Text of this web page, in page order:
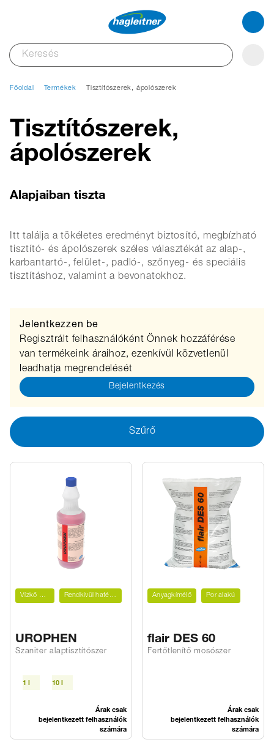
Főoldal Termékek Tisztítószerek, ápolószerek
Tisztítószerek,
ápolószerek
Alapjaiban tiszta
Itt találja a tökéletes eredményt biztosító, megbízható
tisztító- és ápolószerek széles választékát az alap-,
karbantartó-, felület-, padló-, szőnyeg- és speciális
tisztításhoz, valamint a bevonatokhoz.
Jelentkezzen be
Regisztrált felhasználóként Önnek hozzáférése
van termékeink áraihoz, ezenkívül közvetlenül
leadhatja megrendelését
Bejelentkezés
Szűrő
Vízkő ellen Rendkívül hatékony
UROPHEN
Szaniter alaptisztítószer
1 l 10 l
Árak csak
bejelentkezett felhasználók
számára
Anyagkímélő Por alakú
flair DES 60
Fertőtlenítő mosószer
Árak csak
bejelentkezett felhasználók
számára